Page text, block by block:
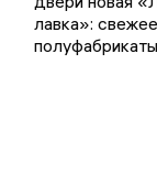
лавка»: